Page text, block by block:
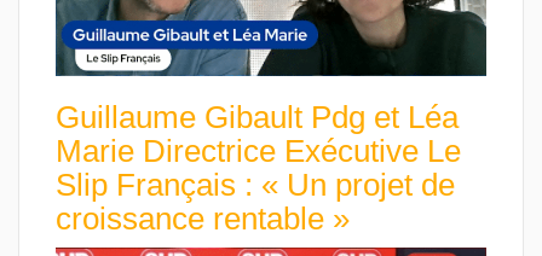
Guillaume Gibault Pdg et Léa
Marie Directrice Exécutive Le
Slip Français : « Un projet de
croissance rentable »